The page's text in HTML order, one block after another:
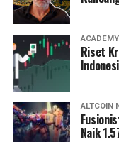
ACADEMY
Riset
ALTCOIN
Naik